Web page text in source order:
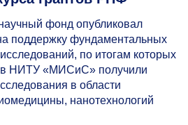
фонд опубликовал
поддержку фундаментальных
по итогам которых
НИТУ «МИСиС» получили
в области
нанотехнологий